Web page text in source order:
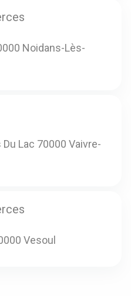
Noidans-Lès-
Lac 70000 Vaivre-
Vesoul